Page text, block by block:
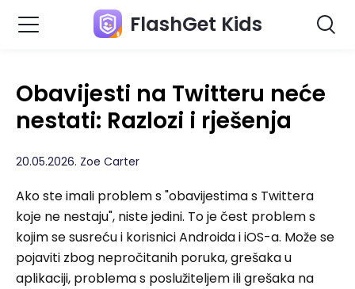
FlashGet Kids
Obavijesti na Twitteru neće
nestati: Razlozi i rješenja
20.05.2026. Zoe Carter
Ako ste imali problem s "obavijestima s Twittera
koje ne nestaju", niste jedini. To je čest problem s
kojim se susreću i korisnici Androida i iOS-a. Može se
pojaviti zbog nepročitanih poruka, grešaka u
aplikaciji, problema s poslužiteljem ili grešaka na